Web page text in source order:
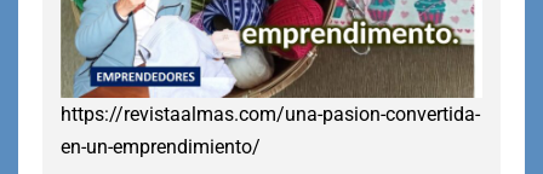
https://revistaalmas.com/una-pasion-convertida-
en-un-emprendimiento/